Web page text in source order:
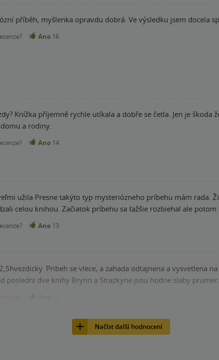
příběh, myšlenka opravdu dobrá. Ve výsledku jsem docela
Ano 16
utíkala a dobře se četla. Jen je škoda že se autorka víc nerozepsala o Martinovi a Meri,
a rodiny.
Ano 14
užila Presne takýto typ mysteriózneho príbehu mám rada.
celou knihou. Začiatok príbehu sa ťažšie rozbiehal ale
Ano 13
Pribeh se vlece, a zahada odtajnena a vysvetlena
posledni dve knihy Brynn a Strazkyne jsou hodne slaby prumer.
Načíst další hodnocení